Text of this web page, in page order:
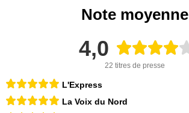
Note moyenne
4,0
22 titres de presse
L'Express
La Voix du Nord